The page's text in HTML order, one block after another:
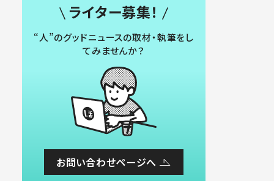
ライター募集！
“人”のグッドニュースの取材・執筆をし
てみませんか？
お問い合わせページへ